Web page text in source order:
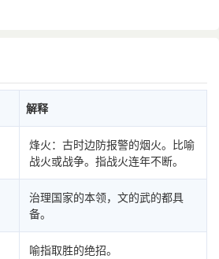
解释
烽火：古时边防报警的烟火。比喻
战火或战争。指战火连年不断。
治理国家的本领，文的武的都具
备。
喻指取胜的绝招。